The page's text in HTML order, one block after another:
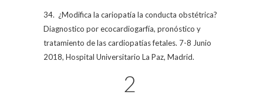
34. ¿Modifica la cariopatía la conducta obstétrica?
Diagnostico por ecocardiogarfía, pronóstico y
tratamiento de las cardiopatías fetales. 7-8 Junio
2018, Hospital Universitario La Paz, Madrid.
2